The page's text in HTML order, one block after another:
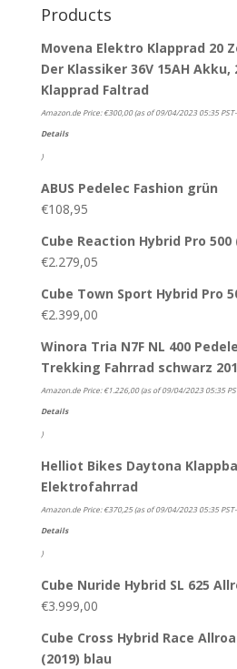
Products
Movena Elektro Klapprad 20
Der Klassiker 36V 15AH Akku,
Klapprad Faltrad
Amazon.de Price:€300,00(as of 09/04/2023 05:35 PST-
Details
)
ABUS Pedelec Fashion grün
€108,95
Cube Reaction Hybrid Pro
€2.279,05
Cube Town Sport Hybrid Pro
€2.399,00
Winora Tria N7F NL 400
Trekking Fahrrad schwarz
Amazon.de Price:€1.226,00(as of 09/04/2023 05:35
Details
)
Helliot Bikes Daytona
Elektrofahrrad
Amazon.de Price:€370,25(as of 09/04/2023 05:35 PST-
Details
)
Cube Nuride Hybrid SL 625
€3.999,00
Cube Cross Hybrid Race
(2019) blau